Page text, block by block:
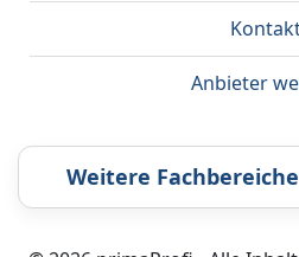
Anbieter
Weitere